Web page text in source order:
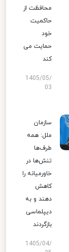
محافظت از
حاکمیت
خود
حمایت می
کند
1405/05/
03
سازمان
ملل: همه
طرف‌ها
تنش‌ها در
خاورمیانه را
کاهش
دهند و به
دیپلماسی
بازگردند
1405/04/